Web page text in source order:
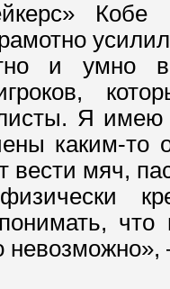
и умно
Я
каким-
вести мяч,
невозможно»,